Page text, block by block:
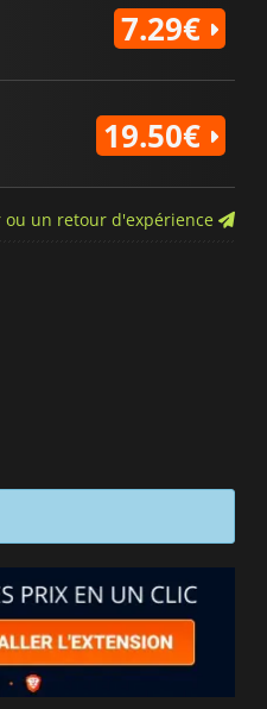
7.29€
19.50€
un retour d'expérience